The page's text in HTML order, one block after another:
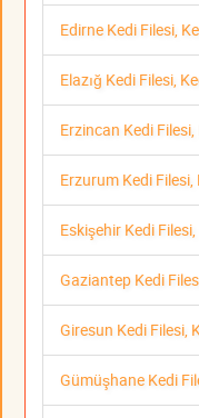
Edirne Kedi Filesi,
Elazığ Kedi Filesi,
Erzincan Kedi
Erzurum Kedi
Eskişehir Kedi
Gaziantep Kedi
Giresun Kedi Filesi,
Gümüşhane Kedi